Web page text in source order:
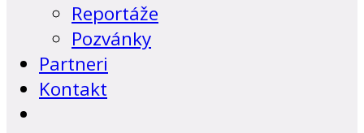
Reportáže
Pozvánky
Partneri
Kontakt